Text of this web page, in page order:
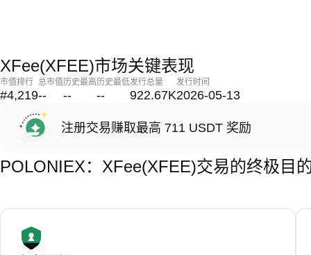
XFee(XFEE)市场关键表现
市值排行
#4,219
总市值
--
历史最高
--
历史最低
--
发行总量
922.67K
发行时间
2026-05-13
注册交易赚取最高 711 USDT 奖励
POLONIEX：XFee(XFEE)交易的终极目